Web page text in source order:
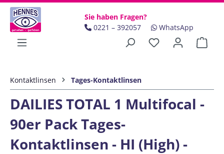
Zum Hauptinhalt springen
Sie haben Fragen?
0221 – 392057
WhatsApp
Kontaktlinsen Tages-Kontaktlinsen
DAILIES TOTAL 1 Multifocal -
90er Pack Tages-
Kontaktlinsen - HI (High) -